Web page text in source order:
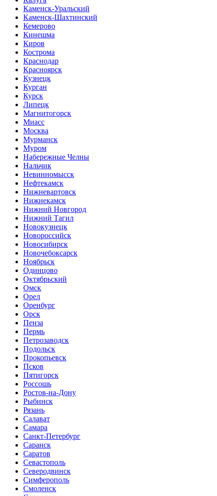
Каменск-Уральский
Каменск-Шахтинский
Кемерово
Кинешма
Киров
Кострома
Краснодар
Красноярск
Кузнецк
Курган
Курск
Липецк
Магнитогорск
Миасс
Москва
Мурманск
Муром
Набережные Челны
Нальчик
Невинномысск
Нефтекамск
Нижневартовск
Нижнекамск
Нижний Новгород
Нижний Тагил
Новокузнецк
Новороссийск
Новосибирск
Новочебоксарск
Ноябрьск
Одинцово
Октябрьский
Омск
Орел
Оренбург
Орск
Пенза
Пермь
Петрозаводск
Подольск
Прокопьевск
Псков
Пятигорск
Россошь
Ростов-на-Дону
Рыбинск
Рязань
Салават
Самара
Санкт-Петербург
Саранск
Саратов
Севастополь
Северодвинск
Симферополь
Смоленск